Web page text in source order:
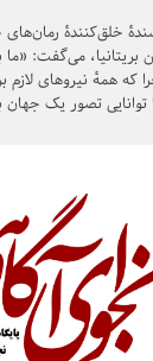
خلق‌کنندهٔ
بریتانیا، می‌گفت:
که همهٔ نیروهای لازم
تصور یک جهان